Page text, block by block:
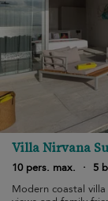
Villa Nirvana
10 pers. max.
· 5
Modern coastal